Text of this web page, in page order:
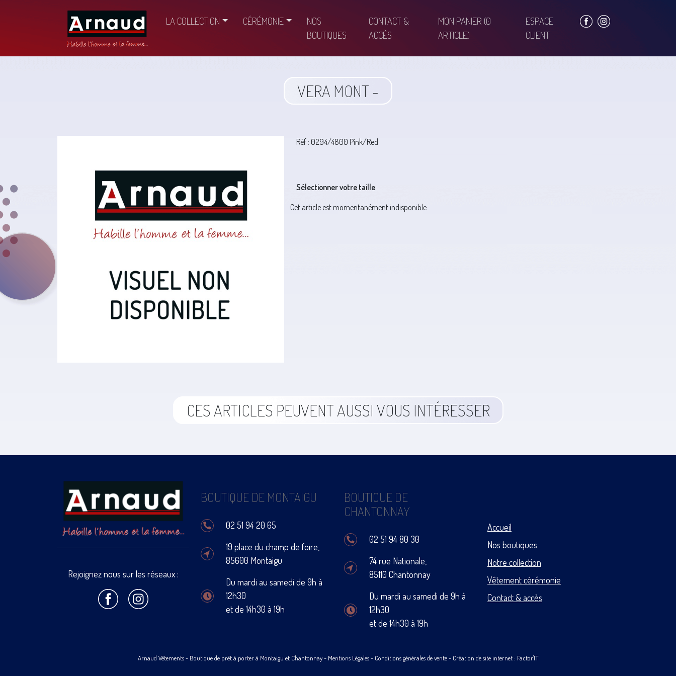
LA COLLECTION CÉRÉMONIE
NOS
BOUTIQUES
CONTACT &
ACCÈS
MON PANIER (0
ARTICLE)
ESPACE
CLIENT
VERA MONT -
Réf : 0294/4800 Pink/Red
Sélectionner votre taille
Cet article est momentanément indisponible.
CES ARTICLES PEUVENT AUSSI VOUS INTÉRESSER
Rejoignez nous sur les réseaux :
BOUTIQUE DE MONTAIGU
02 51 94 20 65
19 place du champ de foire,
85600 Montaigu
Du mardi au samedi de 9h à
12h30
et de 14h30 à 19h
BOUTIQUE DE
CHANTONNAY
02 51 94 80 30
74 rue Nationale,
85110 Chantonnay
Du mardi au samedi de 9h à
12h30
et de 14h30 à 19h
Accueil
Nos boutiques
Notre collection
Vêtement cérémonie
Contact & accès
Arnaud Vêtements- Boutique de prêt à porter à Montaigu et Chantonnay - Mentions Légales- Conditions générales de vente- Création de site internet : Factor'IT